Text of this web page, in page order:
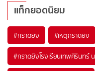
แท็กยอดนิยม
#กราดยิง #เหตุกราดยิง
#กราดยิงโรงเรียนเทพศิรินทร์